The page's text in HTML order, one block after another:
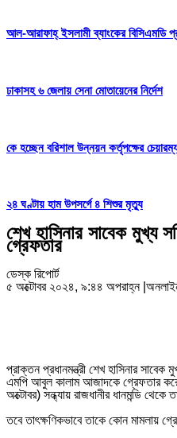
আল-আরাফাহ্ ইসলামী ব্যাংকের বিসিএমডি
ঢাকাসহ ৬ জেলায় সেনা মোতায়েনের নির্দেশ
কে হচ্ছেন বরিশাল উন্নয়ন কর্তৃপক্ষের
২৪ ঘণ্টায় হাম উপসর্গে ৪ শিশুর মৃত্যু
শেখ হাসিনার সাবেক মুখ্য
গ্রেফতার
ডেস্ক রিপোর্ট
৫ অক্টোবর ২০২৪, ৯:৪৪ অপরাহ্ন
প্রাক্তন প্রধানমন্ত্রী শেখ হাসিনার
এমপি আবুল কালাম আজাদকে গ্রেফতার
অক্টোবর) সন্ধ্যায় রাজধানীর ধানমন্ডি থেকে
তবে তাৎক্ষণিকভাবে তাকে কোন মামলায়